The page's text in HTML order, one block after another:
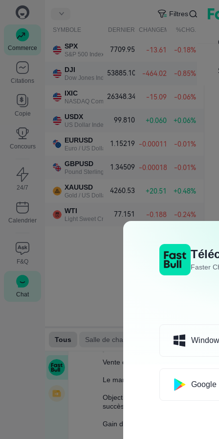
Faster
Google
Commerce
Citations
Copie
Concours
24/7
Calendrier
F&Q
Chat
Filtres
SYMBOLE DERNIER CHANGEMENT NET.
%CHG.
SPX
S&P 500 Index
7709.95 -13.61 -0.18%
DJI
Dow Jones Industrial Average
53885.10 -464.02 -0.85%
IXIC
NASDAQ Composite Index
26348.34 -15.09 -0.06%
USDX
US Dollar Index
99.810 +0.060 +0.06%
EURUSD
Euro / US Dollar
1.15219 -0.00011 -0.01%
GBPUSD
Pound Sterling / US Dollar
1.34509 -0.00018 -0.01%
XAUUSD
Gold / US Dollar
4260.53 +20.51 +0.48%
WTI
Light Sweet Crude Oil
77.151 -0.188 -0.24%